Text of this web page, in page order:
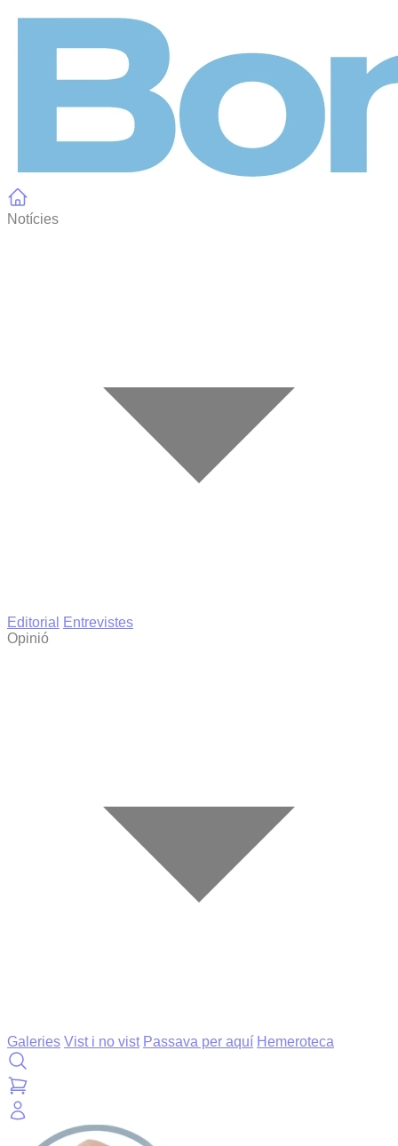
Notícies
Editorial
Entrevistes
Opinió
Galeries Vist i no vist Passava per aquí Hemeroteca